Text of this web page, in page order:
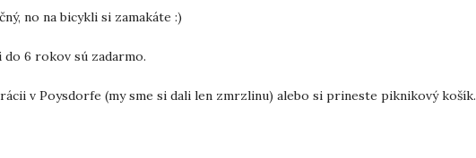
no na bicykli si zamakáte :)
do 6 rokov sú zadarmo.
v Poysdorfe (my sme si dali len zmrzlinu) alebo si prineste piknikový košík.